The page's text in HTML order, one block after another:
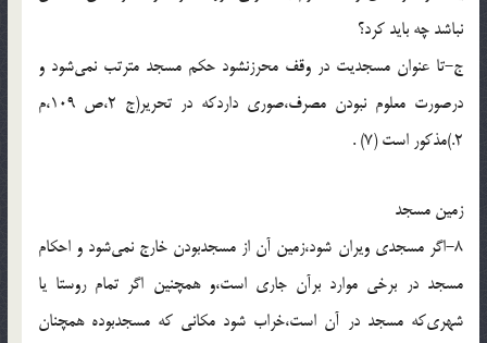
نباشد چه بايد كرد؟
ج-تا عنوان مسجديت در وقف محرزنشود حكم مسجد مترتب نمى‌شود و
درصورت معلوم نبودن مصرف،صورى داردكه در تحرير(ج 2،ص 109،م
2.)مذكور است (7) .
زمين مسجد
8-اگر مسجدى ويران شود،زمين آن از مسجدبودن خارج نمى‌شود و احكام
مسجد در برخى موارد برآن جارى است،و همچنين اگر تمام روستا يا
شهرى‌كه مسجد در آن است،خراب شود مكانى كه مسجدبوده همچنان